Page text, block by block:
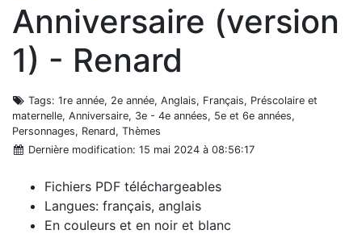
Anniversaire (version
1) - Renard
Tags: 1re année, 2e année, Anglais, Français, Préscolaire et
maternelle, Anniversaire, 3e - 4e années, 5e et 6e années,
Personnages, Renard, Thèmes
Dernière modification: 15 mai 2024 à 08:56:17
Fichiers PDF téléchargeables
Langues: français, anglais
En couleurs et en noir et blanc